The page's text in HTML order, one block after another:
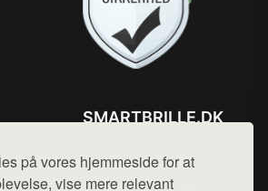
på vores hjemmeside for at
vise mere relevant
SMARTBRILLE.DK
Mail: hej@want.dk